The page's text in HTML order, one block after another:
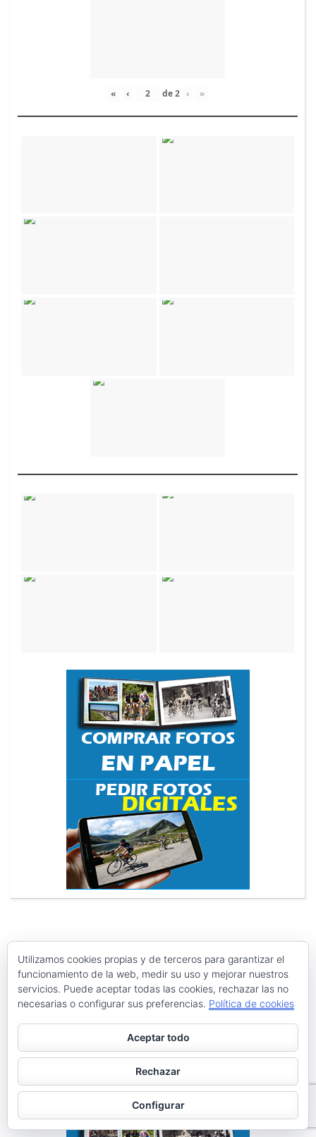
« ‹ de2 › »
Search
for:
Search
PÁGINAS
Galerías de imágenes
Política de privacidad
Utilizamos cookies propias y de terceros para garantizar el
funcionamiento de la web, medir su uso y mejorar nuestros
servicios. Puede aceptar todas las cookies, rechazar las no
necesarias o configurar sus preferencias. Política de cookies
Aceptar todo
Rechazar
Configurar